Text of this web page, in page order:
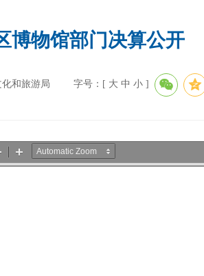
博物馆部门决算公开
和旅游局 字号：[ 大 中 小 ]